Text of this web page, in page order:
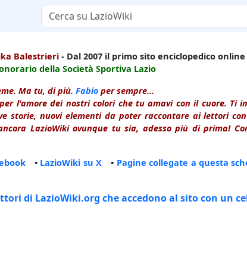
Balestrieri - Dal 2007 il primo sito enciclopedico
della Società Sportiva Lazio
Ma tu, di più. Fabio per sempre...
l'amore dei nostri colori che tu amavi con il cuore. Ti
storie, nuovi elementi da poter raccontare ai lettori
LazioWiki ovunque tu sia, adesso più di prima!
• LazioWiki su X • Pagine collegate a questa
di LazioWiki.org che accedono al sito con un